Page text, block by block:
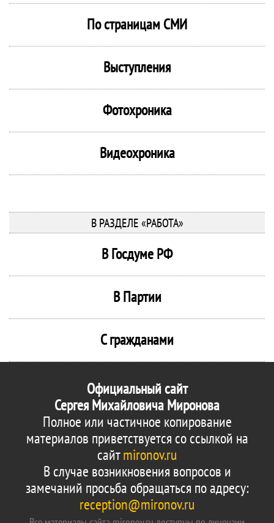
По страницам СМИ
Выступления
Фотохроника
Видеохроника
В РАЗДЕЛЕ «РАБОТА»
В Госдуме РФ
В Партии
С гражданами
Официальный сайт
Сергея Михайловича Миронова
Полное или частичное копирование
материалов приветствуется со ссылкой на
сайтmironov.ru
В случае возникновения вопросов и
замечаний просьба обращаться по адресу:
reception@mironov.ru